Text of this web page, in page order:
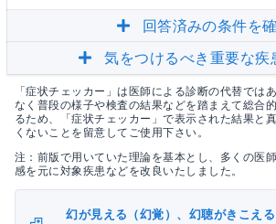
回答済みの条件を
気をつけるべき重要な疾
「症状チェッカー」は医師による診断の代替では
なく普段の様子や検査の結果などを踏まえて総合
るため、「症状チェッカー」で表示された結果と
くないことを留意してご使用下さい。
注：前版で用いていた理論を基本とし、多くの医
感を元に対象疾患などを改良いたしました。
幻が見える（幻覚）、幻聴がきこえ